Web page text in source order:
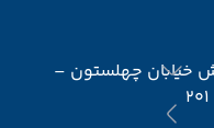
خیابان چهلستون –